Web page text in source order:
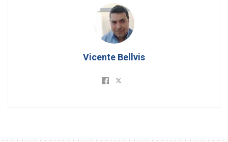
Vicente Bellvis